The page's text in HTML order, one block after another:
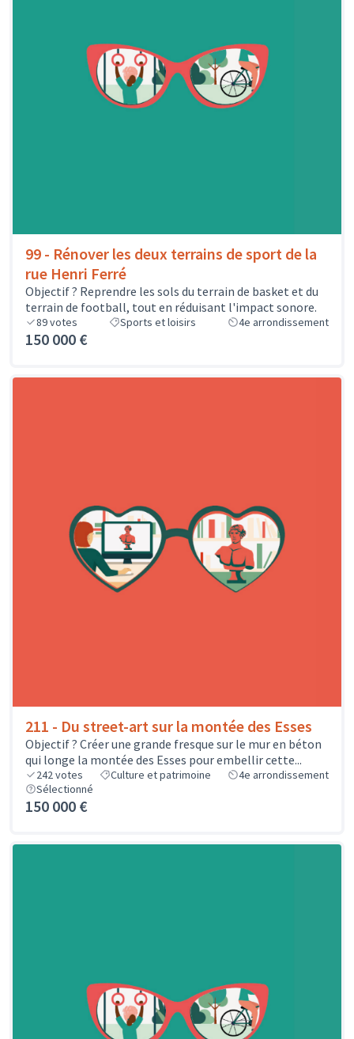
99 - Rénover les deux terrains de sport de la
rue Henri Ferré
Objectif ? Reprendre les sols du terrain de basket et du
terrain de football, tout en réduisant l'impact sonore.
89votes Sports et loisirs 4e arrondissement
150 000 €
211 - Du street-art sur la montée des Esses
Objectif ? Créer une grande fresque sur le mur en béton
qui longe la montée des Esses pour embellir cette...
242votes Culture et patrimoine
4e arrondissement
Sélectionné
150 000 €